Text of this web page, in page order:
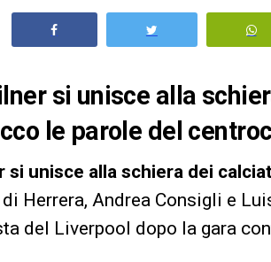
si unisce alla
le parole del
si unisce alla schiera dei
Herrera, Andrea Consigli e
del Liverpool dopo la gara